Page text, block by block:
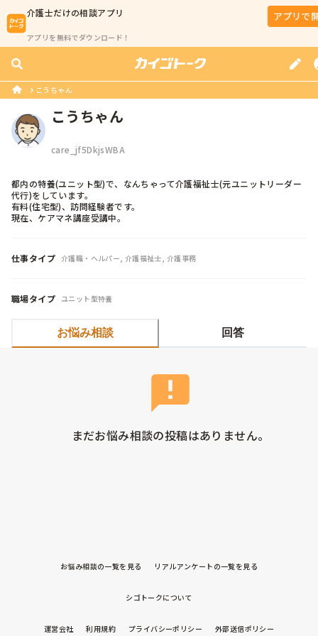
介護士だけの相談アプリ
アプリを無料でダウンロード！
アプリで
こうちゃん
こうちゃん
care_jf5DkjsWBA
都内の特養(ユニット型)で、なんちゃって介護福祉士(元ユニットリーダー
代行)をしています。
有料(住宅型)、訪問経験者です。
現在、ケアマネ講座受講中。
仕事タイプ 介護職・ヘルパー, 介護福祉士, 介護事務
職場タイプ ユニット型特養
お悩み相談 回答
まだお悩み相談の投稿はありません。
お悩み相談の一覧を見る リアルアンケートの一覧を見る
シゴトークについて
運営会社 利用規約 プライバシーポリシー 外部送信ポリシー